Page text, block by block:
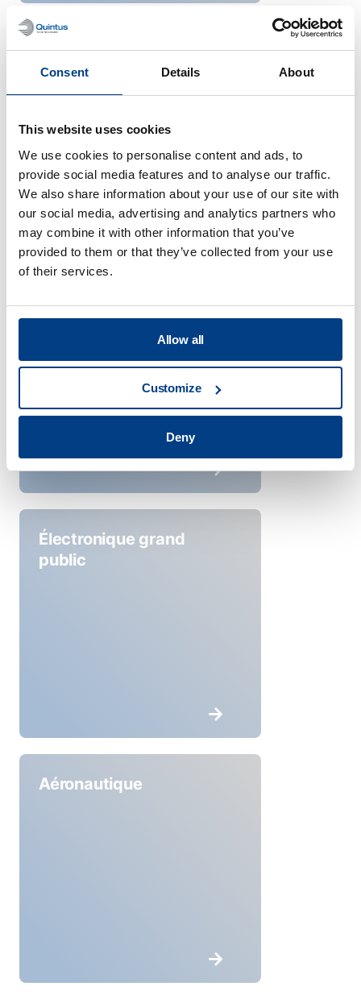
Consent Details About
This website uses cookies
We use cookies to personalise content and ads, to
provide social media features and to analyse our traffic.
We also share information about your use of our site with
our social media, advertising and analytics partners who
may combine it with other information that you’ve
provided to them or that they’ve collected from your use
of their services.
Allow all
Customize
Deny
Énergie et production
d’électricité
outils
Électronique grand
public
Aéronautique